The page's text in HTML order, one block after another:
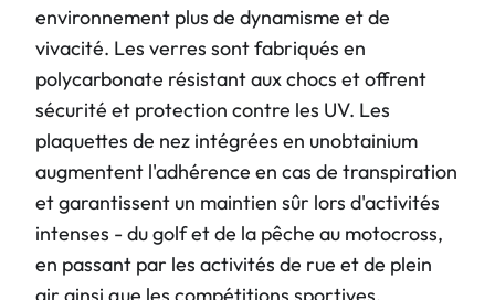
environnement plus de dynamisme et de
vivacité. Les verres sont fabriqués en
polycarbonate résistant aux chocs et offrent
sécurité et protection contre les UV. Les
plaquettes de nez intégrées en unobtainium
augmentent l'adhérence en cas de transpiration
et garantissent un maintien sûr lors d'activités
intenses - du golf et de la pêche au motocross,
en passant par les activités de rue et de plein